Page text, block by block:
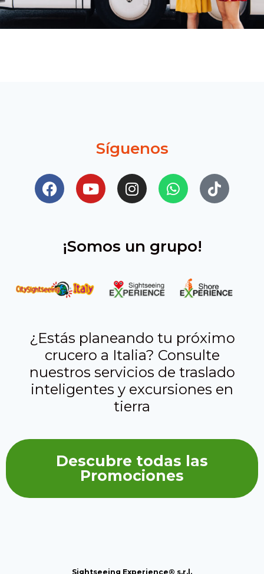
Síguenos
¡Somos un grupo!
¿Estás planeando tu próximo
crucero a Italia? Consulte
nuestros servicios de traslado
inteligentes y excursiones en
tierra
Descubre todas las
Promociones
Sightseeing Experience® s.r.l.